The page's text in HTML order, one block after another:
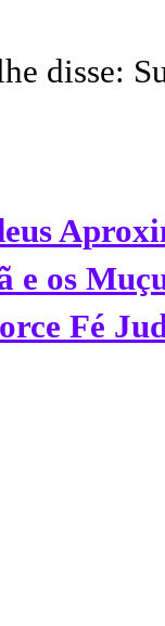
disse:
e os
Fé